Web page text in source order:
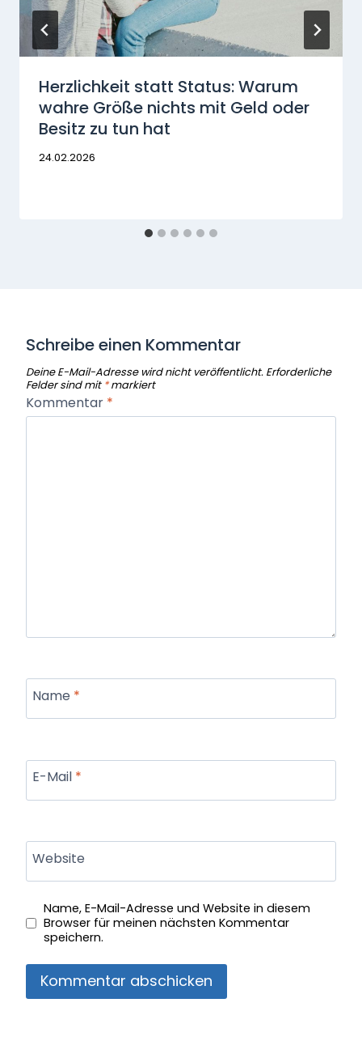
Herzlichkeit statt Status: Warum
wahre Größe nichts mit Geld oder
Besitz zu tun hat
24.02.2026
Schreibe einen Kommentar
Deine E-Mail-Adresse wird nicht veröffentlicht. Erforderliche
Felder sind mit *markiert
Kommentar *
Name *
E-Mail *
Website
Name, E-Mail-Adresse und Website in diesem
Browser für meinen nächsten Kommentar
speichern.